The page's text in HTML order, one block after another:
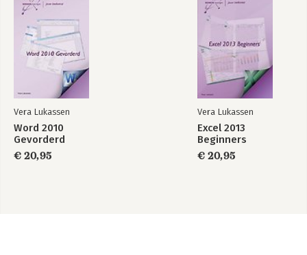
Vera Lukassen
Word 2010
Gevorderd
€ 20,95
Vera Lukassen
Excel 2013
Beginners
€ 20,95